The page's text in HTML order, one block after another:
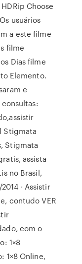
Choose
usuários
a este filme
filme
Dias filme
Elemento.
e
Stigmata
Stigmata
assista
no Brasil,
· Assistir
contudo VER
com o
1×8
1×8 Online,